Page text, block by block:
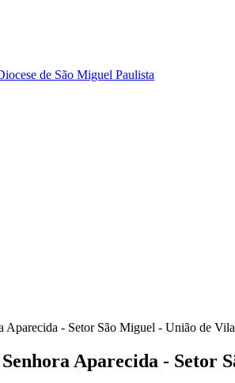
Aparecida - Setor São Miguel - União de
Aparecida - Setor